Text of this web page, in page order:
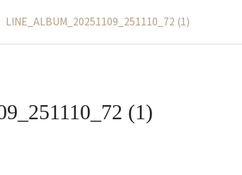
LINE_ALBUM_20251109_251110_72 (1)
(1)